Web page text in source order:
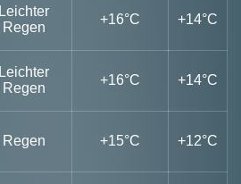
Leichter
Regen
+16°C +14°C
Leichter
Regen
+16°C +14°C
Regen +15°C +12°C